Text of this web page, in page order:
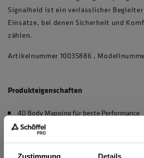
Zustimmung Details
Signalheld ist ein verlässlicher
Einsätze, bei denen Sicherheit und
zählen.
Artikelnummer 10035886 ,
Produkteigenschaften
4D Body Mapping für beste Performance
Waschbar bei 60°C, max. 50